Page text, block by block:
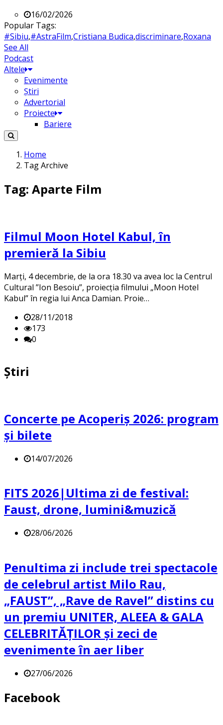
16/02/2026
Popular Tags:
#Sibiu,#AstraFilm,Cristiana Budica,discriminare,Roxana
See All
Podcast
Altele
Evenimente
Știri
Advertorial
Proiecte
Bariere
Home
Tag Archive
Tag: Aparte Film
Filmul Moon Hotel Kabul, în
premieră la Sibiu
Marți, 4 decembrie, de la ora 18.30 va avea loc la Centrul
Cultural ”Ion Besoiu”, proiecția filmului „Moon Hotel
Kabul” în regia lui Anca Damian. Proie…
28/11/2018
173
0
Știri
Concerte pe Acoperiș 2026: program
și bilete
14/07/2026
FITS 2026|Ultima zi de festival:
Faust, drone, lumini&muzică
28/06/2026
Penultima zi include trei spectacole
de celebrul artist Milo Rau,
„FAUST”, „Rave de Ravel” distins cu
un premiu UNITER, ALEEA & GALA
CELEBRITĂȚILOR și zeci de
evenimente în aer liber
27/06/2026
Facebook